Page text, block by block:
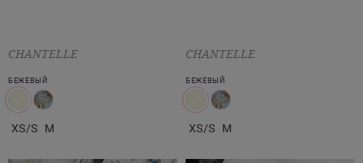
CHANTELLE
БЕЖЕВЫЙ
XS/S M
CHANTELLE
БЕЖЕВЫЙ
XS/S M